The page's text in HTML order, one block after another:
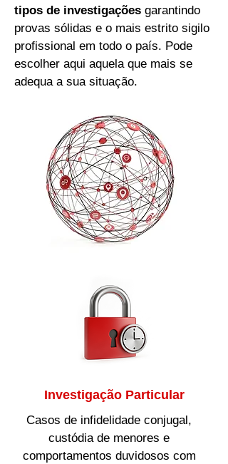
tipos de investigações garantindo
provas sólidas e o mais estrito sigilo
profissional em todo o país. Pode
escolher aqui aquela que mais se
adequa a sua situação.
Investigação Particular
Casos de infidelidade conjugal,
custódia de menores e
comportamentos duvidosos com